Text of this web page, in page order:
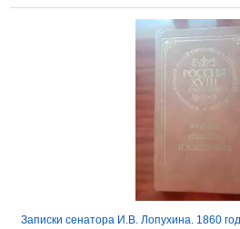
Записки сенатора И.В. Лопухина. 1860